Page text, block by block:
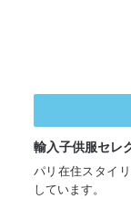
輸入子供服セレ
パリ在住スタイ
しています。